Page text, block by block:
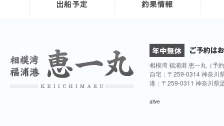
相模湾 福浦港 恵一丸（予
自宅：〒259-0314 神奈川
港：〒259-0311 神奈川県
alive